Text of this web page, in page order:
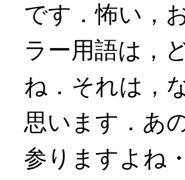
です．怖い，
ラー用語は，
ね．それは，
思います．あ
参りますよね